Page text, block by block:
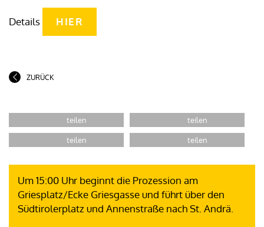
Details HIER
ZURÜCK
Um 15:00 Uhr beginnt die Prozession am
Griesplatz/Ecke Griesgasse und führt über den
Südtirolerplatz und Annenstraße nach St. Andrä.